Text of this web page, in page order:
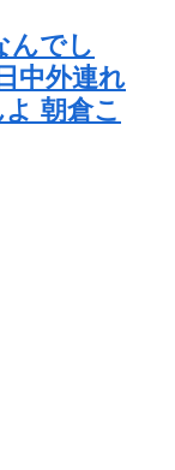
んでし
中外連れ
朝倉こ